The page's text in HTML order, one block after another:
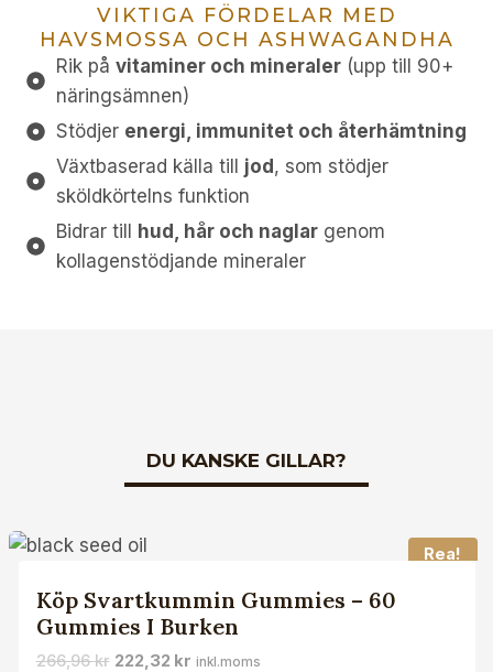
VIKTIGA FÖRDELAR MED
HAVSMOSSA OCH ASHWAGANDHA
Rik på vitaminer och mineraler (upp till 90+
näringsämnen)
Stödjer energi, immunitet och återhämtning
Växtbaserad källa till jod, som stödjer
sköldkörtelns funktion
Bidrar till hud, hår och naglar genom
kollagenstödjande mineraler
DU KANSKE GILLAR?
Rea!
Köp Svartkummin Gummies – 60
Gummies I Burken
266,96kr Det
222,32 krDet
inkl.moms